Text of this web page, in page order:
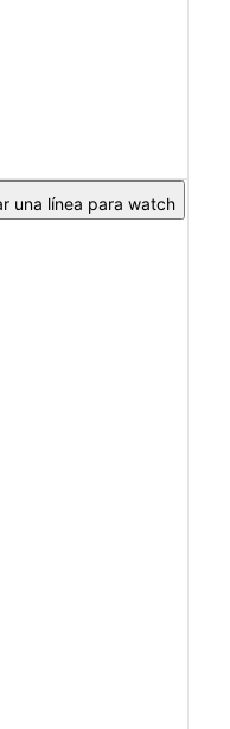
una línea para watch